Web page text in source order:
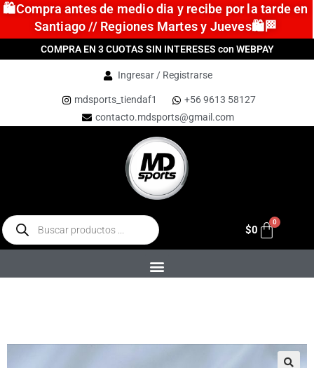
🛍️Compra antes de medio dia y recibe por la tarde en
Santiago // Regiones Martes y Jueves🛍️🏁
COMPRA EN 3 CUOTAS SIN INTERESES con WEBPAY
Ingresar / Registrarse
mdsports_tiendaf1
+56 9613 58127
contacto.mdsports@gmail.com
$0